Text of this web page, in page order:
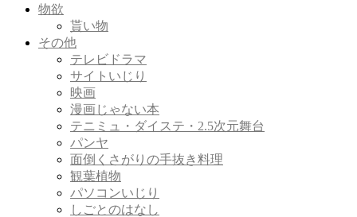
物欲
貰い物
その他
テレビドラマ
サイトいじり
映画
漫画じゃない本
テニミュ・ダイステ・2.5次元舞台
パンヤ
面倒くさがりの手抜き料理
観葉植物
パソコンいじり
しごとのはなし